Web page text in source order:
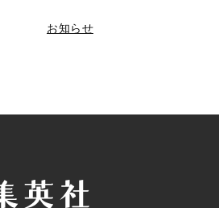
お知らせ